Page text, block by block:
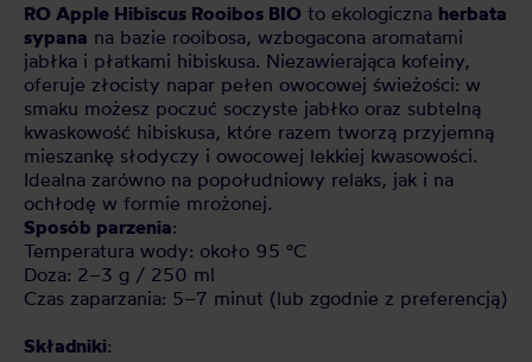
RO Apple Hibiscus Rooibos BIO to ekologiczna herbata
sypana na bazie rooibosa, wzbogacona aromatami
jabłka i płatkami hibiskusa. Niezawierająca kofeiny,
oferuje złocisty napar pełen owocowej świeżości: w
smaku możesz poczuć soczyste jabłko oraz subtelną
kwaskowość hibiskusa, które razem tworzą przyjemną
mieszankę słodyczy i owocowej lekkiej kwasowości.
Idealna zarówno na popołudniowy relaks, jak i na
ochłodę w formie mrożonej.
Sposób parzenia:
Temperatura wody: około 95 °C
Doza: 2–3 g / 250 ml
Czas zaparzania: 5–7 minut (lub zgodnie z preferencją)
Składniki: